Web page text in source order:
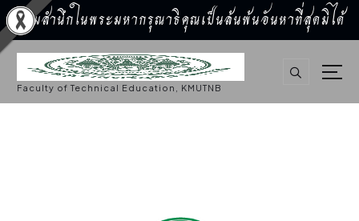
น้อมสำนึกในพระมหากรุณาธิคุณเป็นล้นพ้นอันหาที่สุดมิได้
S
k
o
Faculty of Technical Education, KMUTNB